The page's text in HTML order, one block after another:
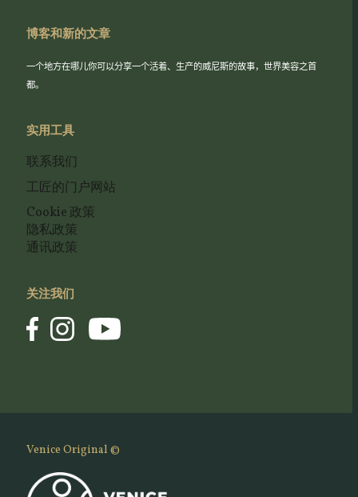
博客和新的文章
一个地方在哪儿你可以分享一个活着、生产的威尼斯的故事，世界美容之首
都。
实用工具
联系我们
工匠的门户网站
Cookie 政策
隐私政策
通讯政策
关注我们
Venice Original ©